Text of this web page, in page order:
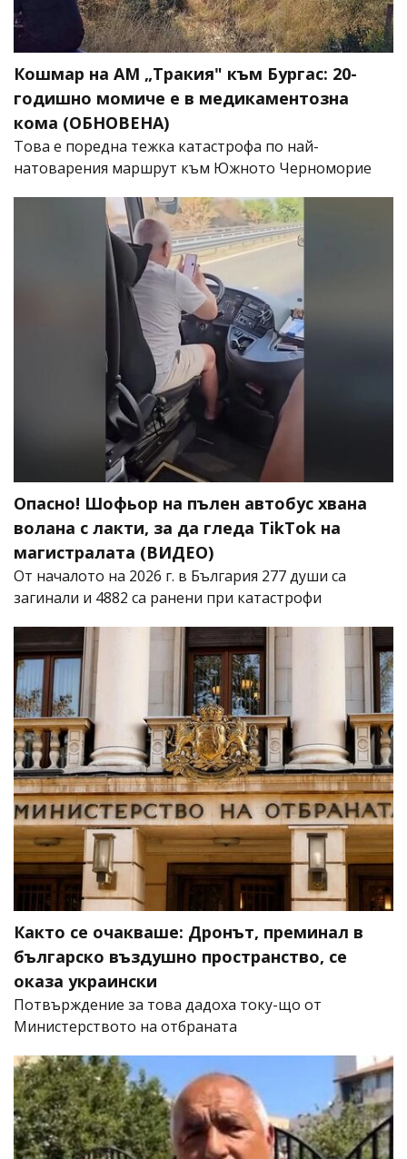
Кошмар на АМ „Тракия" към Бургас: 20-
годишно момиче е в медикаментозна
кома (ОБНОВЕНА)
Това е поредна тежка катастрофа по най-
натоварения маршрут към Южното Черноморие
Опасно! Шофьор на пълен автобус хвана
волана с лакти, за да гледа TikTok на
магистралата (ВИДЕО)
От началото на 2026 г. в България 277 души са
загинали и 4882 са ранени при катастрофи
Както се очакваше: Дронът, преминал в
българско въздушно пространство, се
оказа украински
Потвърждение за това дадоха току-що от
Министерството на отбраната